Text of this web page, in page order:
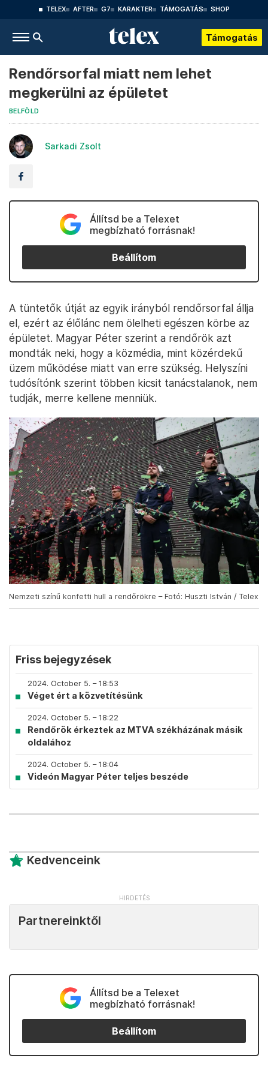
TELEX AFTER G7 KARAKTER TÁMOGATÁS SHOP
Támogatás
Rendőrsorfal miatt nem lehet
megkerülni az épületet
BELFÖLD
Sarkadi Zsolt
Állítsd be a Telexet
megbízható forrásnak!
Beállítom
A tüntetők útját az egyik irányból rendőrsorfal állja
el, ezért az élőlánc nem ölelheti egészen körbe az
épületet. Magyar Péter szerint a rendőrök azt
mondták neki, hogy a közmédia, mint közérdekű
üzem működése miatt van erre szükség. Helyszíni
tudósítónk szerint többen kicsit tanácstalanok, nem
tudják, merre kellene menniük.
Nemzeti színű konfetti hull a rendőrökre – Fotó: Huszti István / Telex
Friss bejegyzések
2024. October 5. – 18:53
Véget ért a közvetítésünk
2024. October 5. – 18:22
Rendőrök érkeztek az MTVA székházának másik
oldalához
2024. October 5. – 18:04
Videón Magyar Péter teljes beszéde
Kedvenceink
Partnereinktől
Állítsd be a Telexet
megbízható forrásnak!
Beállítom